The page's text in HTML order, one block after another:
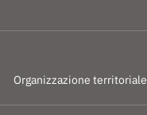
Organizzazione territoriale